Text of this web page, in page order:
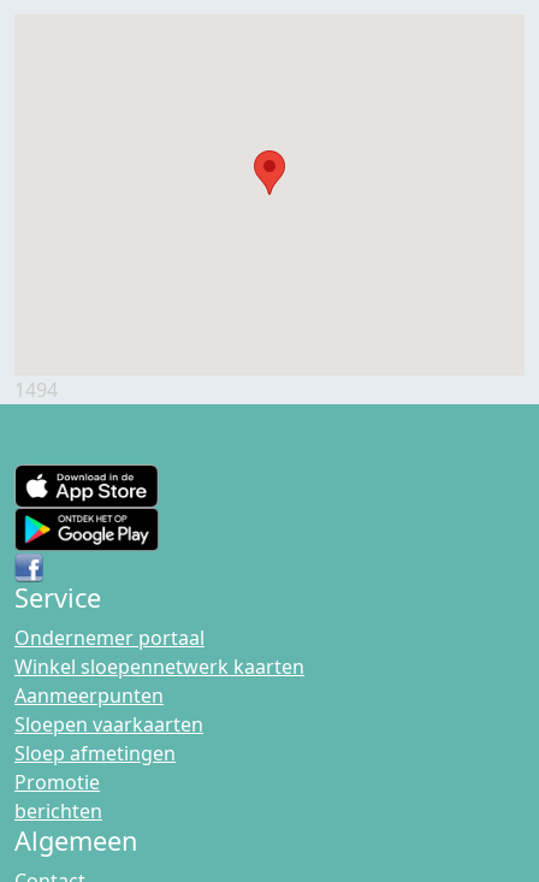
1494
Service
Ondernemer portaal
Winkel sloepennetwerk kaarten
Aanmeerpunten
Sloepen vaarkaarten
Sloep afmetingen
Promotie
berichten
Algemeen